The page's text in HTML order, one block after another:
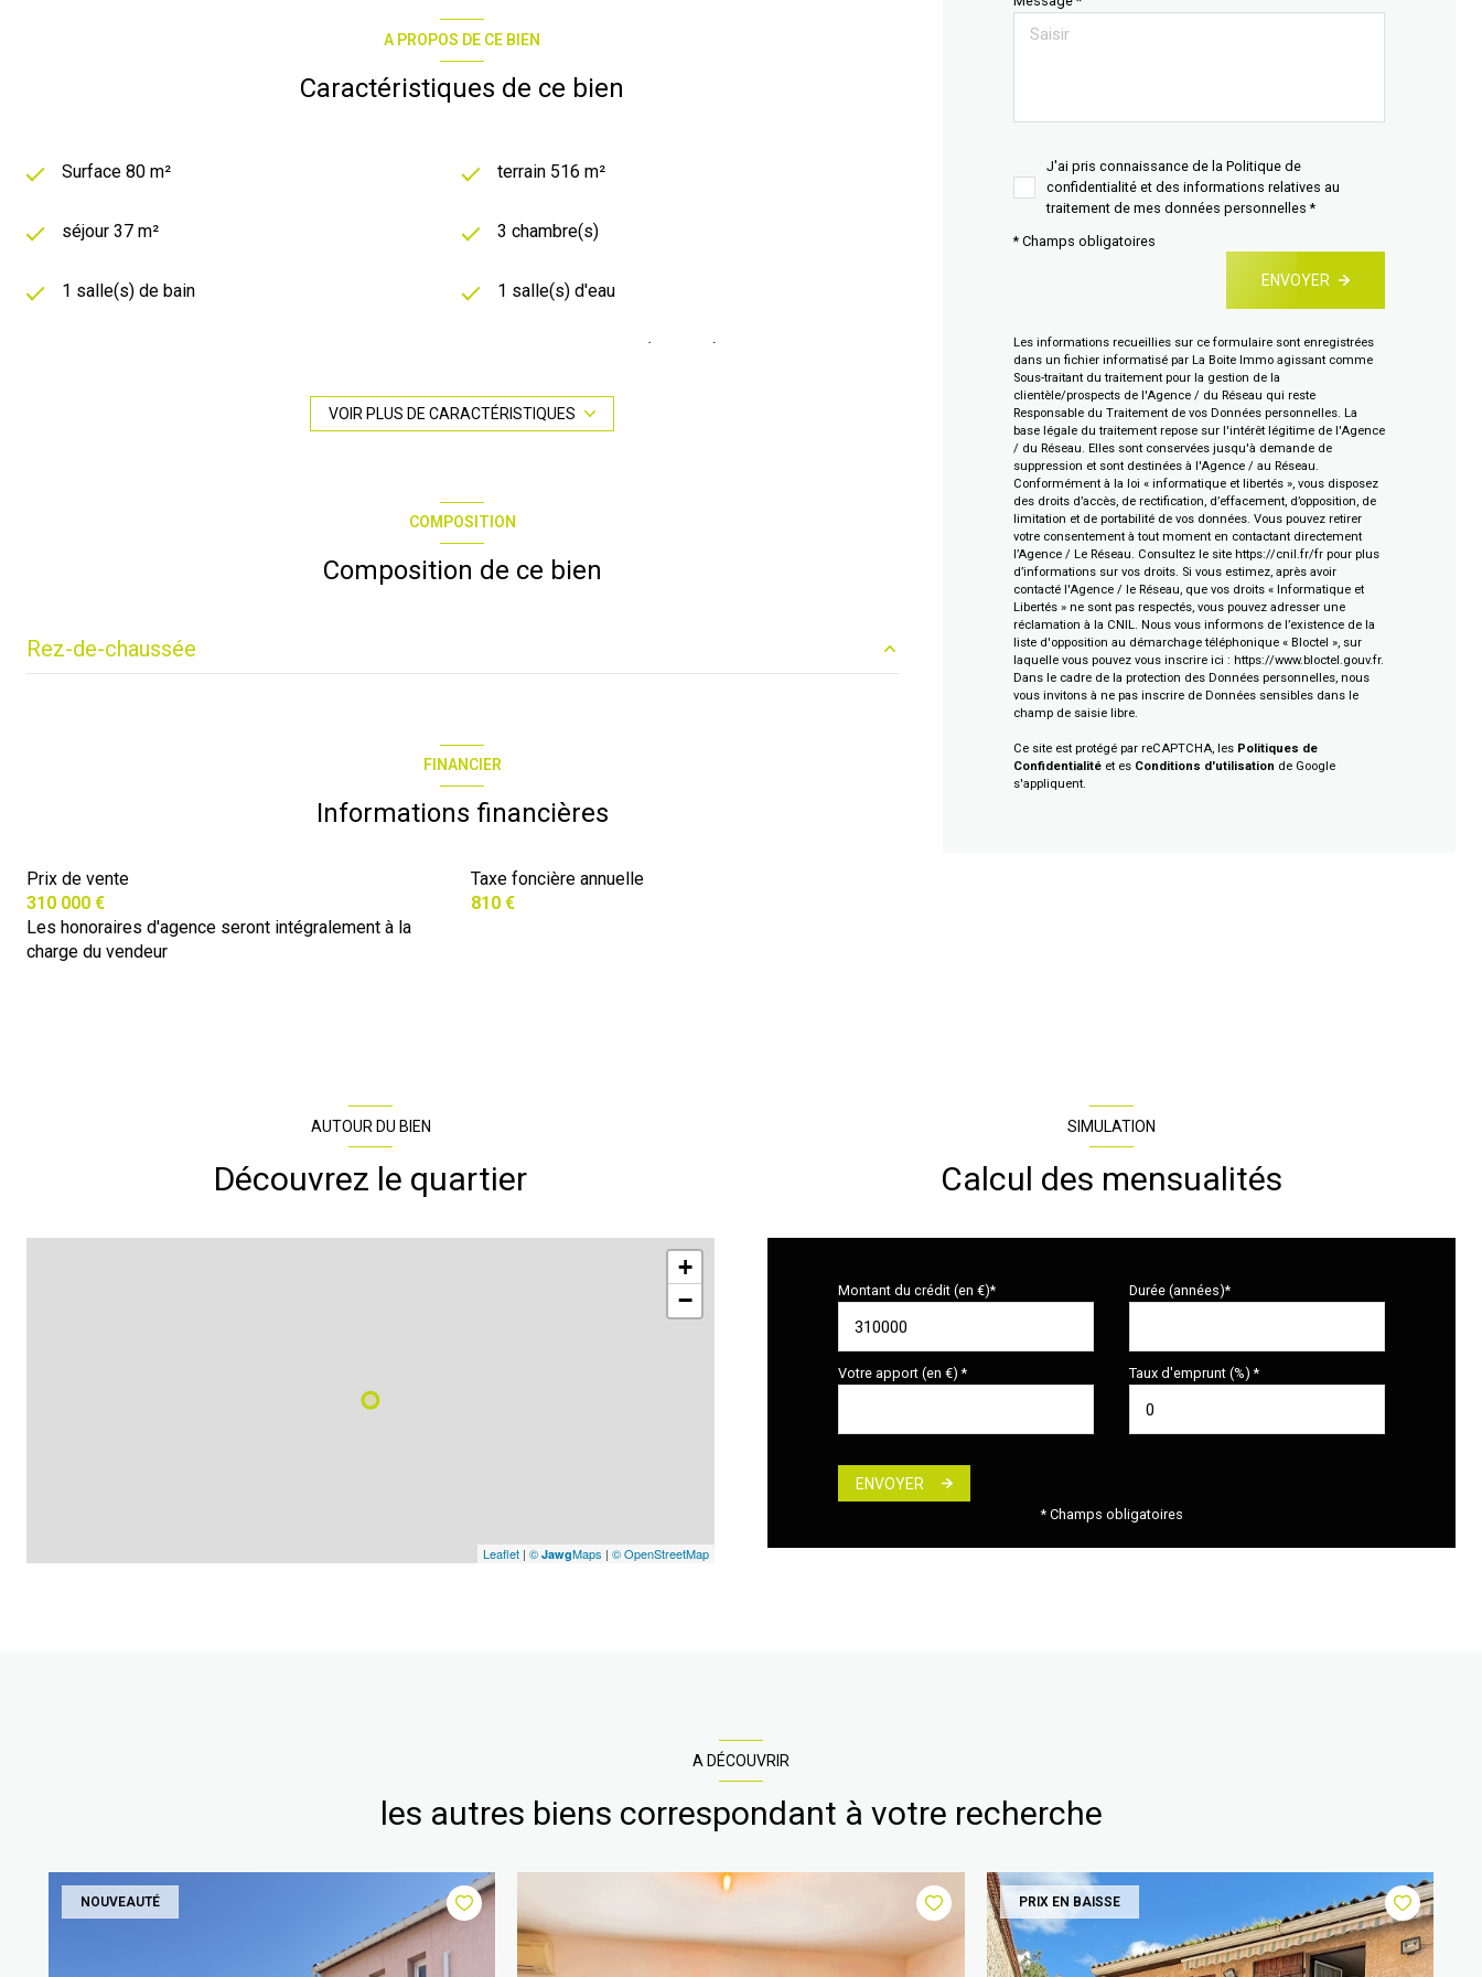
A PROPOS DE CE BIEN
Caractéristiques de ce bien
Surface 80 m² terrain 516 m²
séjour 37 m² 3 chambre(s)
1 salle(s) de bain 1 salle(s) d'eau
cuisine américaine (équipée)
Chauffage individuel : autre (electrique) 3 parking(s)
arboré
VOIR PLUS DE CARACTÉRISTIQUES
COMPOSITION
Composition de ce bien
Rez-de-chaussée
FINANCIER
Informations financières
Prix de vente
310 000 €
Les honoraires d'agence seront intégralement à la
charge du vendeur
Taxe foncière annuelle
810 €
J'ai pris connaissance de la Politique de
confidentialité et des informations relatives au
traitement de mes données personnelles *
* Champs obligatoires
ENVOYER
Les informations recueillies sur ce formulaire sont enregistrées
dans un fichier informatisé par La Boite Immo agissant comme
Sous-traitant du traitement pour la gestion de la
clientèle/prospects de l'Agence / du Réseau qui reste
Responsable du Traitement de vos Données personnelles. La
base légale du traitement repose sur l'intérêt légitime de l'Agence
/ du Réseau. Elles sont conservées jusqu'à demande de
suppression et sont destinées à l'Agence / au Réseau.
Conformément à la loi « informatique et libertés », vous disposez
des droits d’accès, de rectification, d’effacement, d’opposition, de
limitation et de portabilité de vos données. Vous pouvez retirer
votre consentement à tout moment en contactant directement
l’Agence / Le Réseau. Consultez le site https://cnil.fr/frpour plus
d’informations sur vos droits. Si vous estimez, après avoir
contacté l'Agence / le Réseau, que vos droits « Informatique et
Libertés » ne sont pas respectés, vous pouvez adresser une
réclamation à la CNIL. Nous vous informons de l’existence de la
liste d'opposition au démarchage téléphonique « Bloctel », sur
laquelle vous pouvez vous inscrire ici : https://www.bloctel.gouv.fr.
Dans le cadre de la protection des Données personnelles, nous
vous invitons à ne pas inscrire de Données sensibles dans le
champ de saisie libre.
Ce site est protégé par reCAPTCHA, les Politiques de
Confidentialitéet es Conditions d'utilisation de Google
s'appliquent.
AUTOUR DU BIEN
Découvrez le quartier
+
−
Leaflet | © JawgMaps | © OpenStreetMap
SIMULATION
Calcul des mensualités
Montant du crédit (en €)* Durée (années)*
Votre apport (en €) * Taux d'emprunt (%) *
ENVOYER
* Champs obligatoires
A DÉCOUVRIR
les autres biens correspondant à votre recherche
NOUVEAUTÉ PRIX EN BAISSE